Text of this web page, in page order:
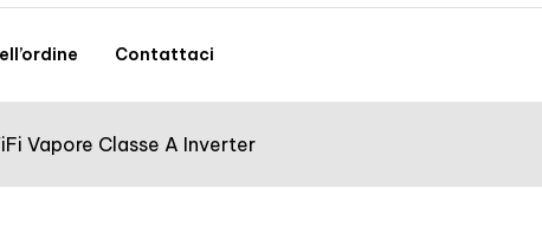
Contattaci
Vapore Classe A Inverter